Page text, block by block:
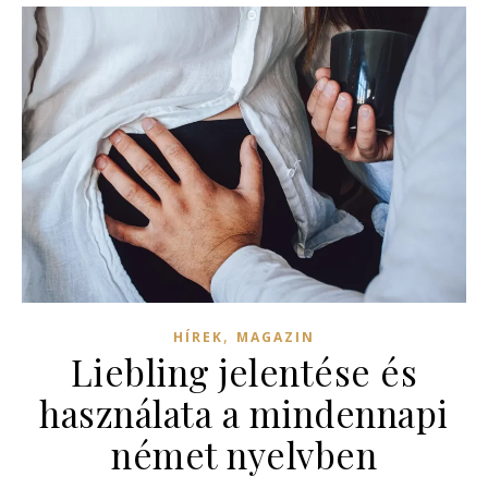
HÍREK, MAGAZIN
Liebling jelentése és
használata a mindennapi
német nyelvben